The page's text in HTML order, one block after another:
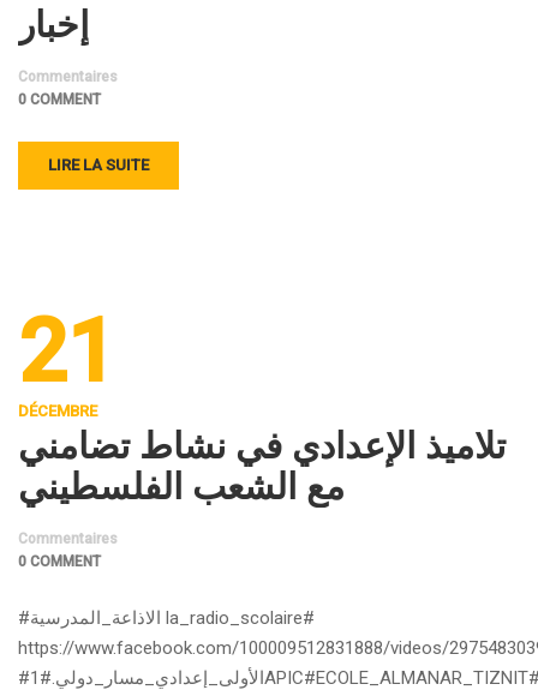
إخبار
Commentaires
0 COMMENT
LIRE LA SUITE
21
DÉCEMBRE
تلاميذ الإعدادي في نشاط تضامني
مع الشعب الفلسطيني
Commentaires
0 COMMENT
#الاذاعة_المدرسية la_radio_scolaire#
https://www.facebook.com/100009512831888/videos/
#الأولى_إعدادي_مسار_دولي.#1APIC#ECOLE_ALMANAR_TIZNIT#Direction-